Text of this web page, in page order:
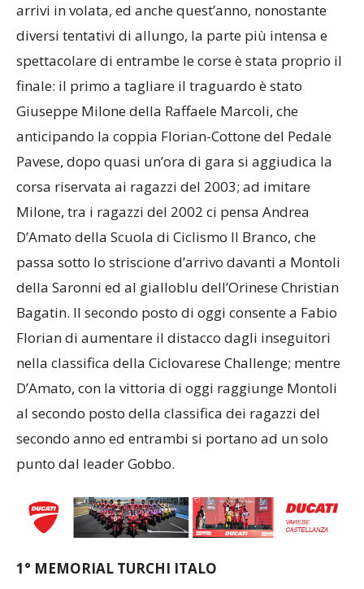
arrivi in volata, ed anche quest’anno, nonostante
diversi tentativi di allungo, la parte più intensa e
spettacolare di entrambe le corse è stata proprio il
finale: il primo a tagliare il traguardo è stato
Giuseppe Milone della Raffaele Marcoli, che
anticipando la coppia Florian-Cottone del Pedale
Pavese, dopo quasi un’ora di gara si aggiudica la
corsa riservata ai ragazzi del 2003; ad imitare
Milone, tra i ragazzi del 2002 ci pensa Andrea
D’Amato della Scuola di Ciclismo Il Branco, che
passa sotto lo striscione d’arrivo davanti a Montoli
della Saronni ed al gialloblu dell’Orinese Christian
Bagatin. Il secondo posto di oggi consente a Fabio
Florian di aumentare il distacco dagli inseguitori
nella classifica della Ciclovarese Challenge; mentre
D’Amato, con la vittoria di oggi raggiunge Montoli
al secondo posto della classifica dei ragazzi del
secondo anno ed entrambi si portano ad un solo
punto dal leader Gobbo.
1° MEMORIAL TURCHI ITALO